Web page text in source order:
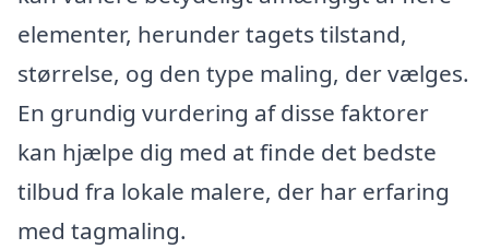
elementer, herunder tagets tilstand,
størrelse, og den type maling, der vælges.
En grundig vurdering af disse faktorer
kan hjælpe dig med at finde det bedste
tilbud fra lokale malere, der har erfaring
med tagmaling.